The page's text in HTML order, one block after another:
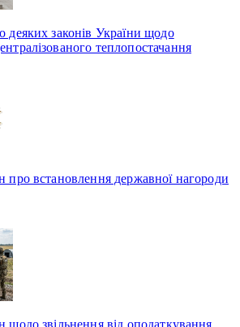
деяких законів України щодо
теплопостачання
про встановлення державної нагороди
щодо звільнення від оподаткування